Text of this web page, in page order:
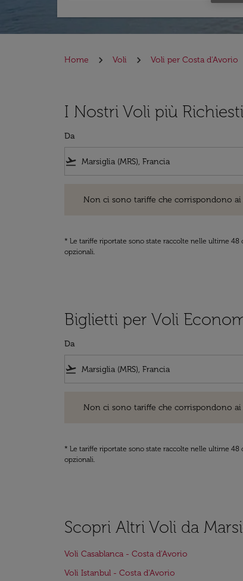
Home Voli Voli per Costa d'Avorio
I Nostri Voli più
Da
flight_takeoff
Non ci sono tariffe che corrispondono
* Le tariffe riportate sono state raccolte nelle ultime
opzionali.
Biglietti per Voli
Da
flight_takeoff
Non ci sono tariffe che corrispondono
* Le tariffe riportate sono state raccolte nelle ultime
opzionali.
Scopri Altri Voli da
Voli Casablanca - Costa d'Avorio
Voli Istanbul - Costa d'Avorio